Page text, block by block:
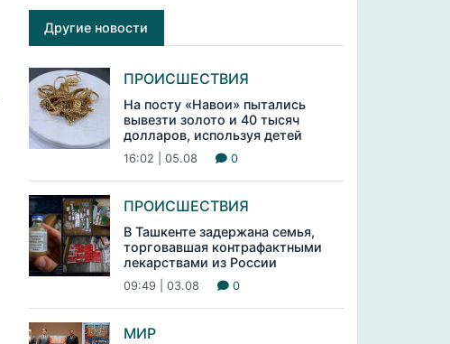
Другие новости
ПРОИСШЕСТВИЯ
На посту «Навои» пытались
вывезти золото и 40 тысяч
долларов, используя детей
16:02 | 05.08 0
ПРОИСШЕСТВИЯ
В Ташкенте задержана семья,
торговавшая контрафактными
лекарствами из России
09:49 | 03.08 0
МИР